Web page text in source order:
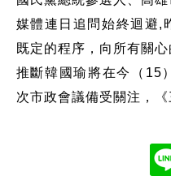
媒體連日追問始終迴避,
既定的程序，向所有關
推斷韓國瑜將在今（15
次市政會議備受關注，